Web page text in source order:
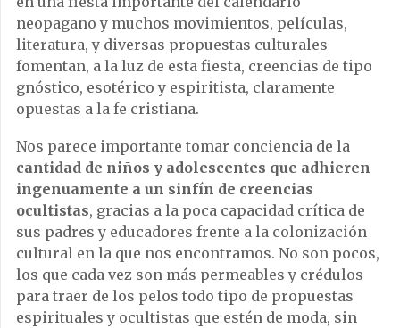
neopagano y muchos movimientos, películas,
literatura, y diversas propuestas culturales
fomentan, a la luz de esta fiesta, creencias de tipo
gnóstico, esotérico y espiritista, claramente
opuestas a la fe cristiana.
Nos parece importante tomar conciencia de la
cantidad de niños y adolescentes que adhieren
ingenuamente a un sinfín de creencias
ocultistas, gracias a la poca capacidad crítica de
sus padres y educadores frente a la colonización
cultural en la que nos encontramos. No son pocos,
los que cada vez son más permeables y crédulos
para traer de los pelos todo tipo de propuestas
espirituales y ocultistas que estén de moda, sin